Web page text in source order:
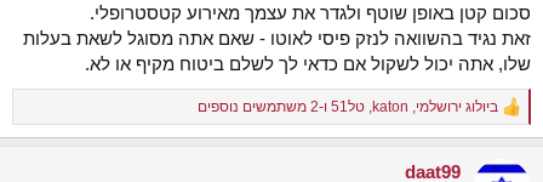
סכום קטן באופן שוטף ולגדר את עצמך מאירוע קטסטרופלי.
זאת נגיד בהשוואה לנזק פיסי לאוטו - שאם אתה מסוגל לשאת בעלות
שלו, אתה יכול לשקול אם כדאי לך לשלם ביטוח מקיף או לא.
R
e
c
ביולוג ירושלמי,
katon
, טל51 ו-2 משתמשים נוספים
daat99